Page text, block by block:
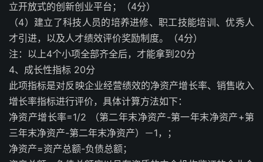
立开放式的创新创业平台；（4分）
（4）建立了科技人员的培养进修、职工技能培训、优秀人
才引进，以及人才绩效评价奖励制度。（4分）
注：以上4个小项全部齐全后，才能拿到20分
4、成长性指标 20分
此项指标是对反映企业经营绩效的净资产增长率、销售收入
增长率指标进行评价，具体计算方法如下：
净资产增长率=1/2 （第二年末净资产-第一年末净资产+第
三年末净资产-第二年末净资产）－1，；
净资产=资产总额-负债总额；